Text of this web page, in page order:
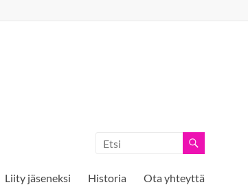
Liity jäseneksi Historia Ota yhteyttä